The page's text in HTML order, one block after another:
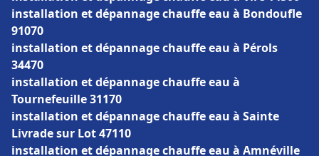
installation et dépannage chauffe eau à Bondoufle
91070
installation et dépannage chauffe eau à Pérols
34470
installation et dépannage chauffe eau à
Tournefeuille 31170
installation et dépannage chauffe eau à Sainte
Livrade sur Lot 47110
installation et dépannage chauffe eau à Amnéville